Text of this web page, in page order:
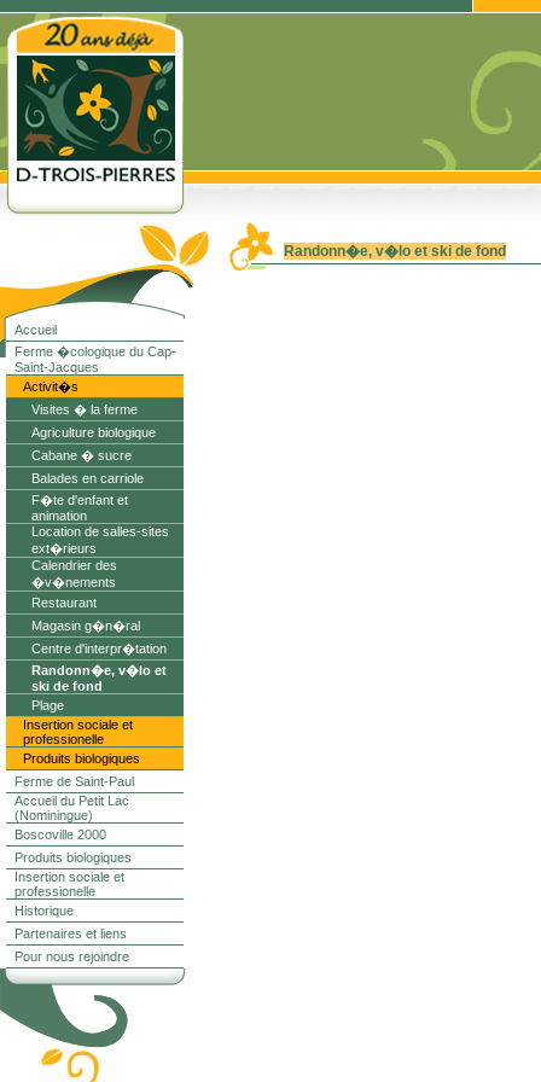
Accueil
Ferme �cologique du Cap-
Saint-Jacques
Activit�s
Visites � la ferme
Agriculture biologique
Cabane � sucre
Balades en carriole
F�te d'enfant et
animation
Location de salles-sites
ext�rieurs
Calendrier des
�v�nements
Restaurant
Magasin g�n�ral
Centre d'interpr�tation
Randonn�e, v�lo et
ski de fond
Plage
Insertion sociale et
professionelle
Produits biologiques
Ferme de Saint-Paul
Accueil du Petit Lac
(Nominingue)
Boscoville 2000
Produits biologiques
Insertion sociale et
professionelle
Historique
Partenaires et liens
Pour nous rejoindre
Randonn�e, v�lo et ski de fond